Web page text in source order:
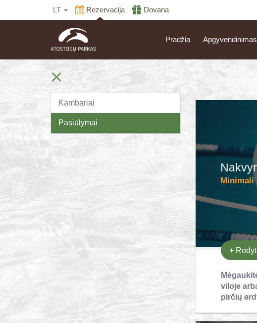
LT Rezervacija Dovana
Pradžia Apgyvendinimas
Kambariai
Pasiūlymai
Minimali
viloje
pirčių
+